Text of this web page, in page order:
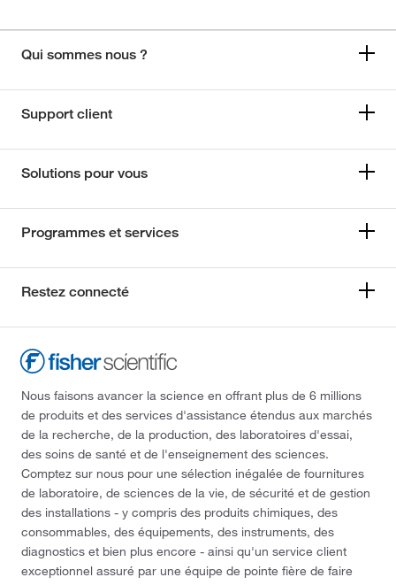
Qui sommes nous ?
Support client
Solutions pour vous
Programmes et services
Restez connecté
Nous faisons avancer la science en offrant plus de 6 millions
de produits et des services d'assistance étendus aux marchés
de la recherche, de la production, des laboratoires d'essai,
des soins de santé et de l'enseignement des sciences.
Comptez sur nous pour une sélection inégalée de fournitures
de laboratoire, de sciences de la vie, de sécurité et de gestion
des installations - y compris des produits chimiques, des
consommables, des équipements, des instruments, des
diagnostics et bien plus encore - ainsi qu'un service client
exceptionnel assuré par une équipe de pointe fière de faire